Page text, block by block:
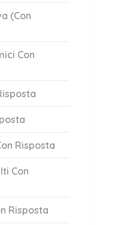
(Con
Con
Risposta
Con
Risposta